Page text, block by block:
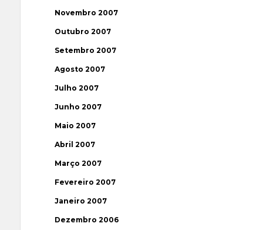
Novembro 2007
Outubro 2007
Setembro 2007
Agosto 2007
Julho 2007
Junho 2007
Maio 2007
Abril 2007
Março 2007
Fevereiro 2007
Janeiro 2007
Dezembro 2006